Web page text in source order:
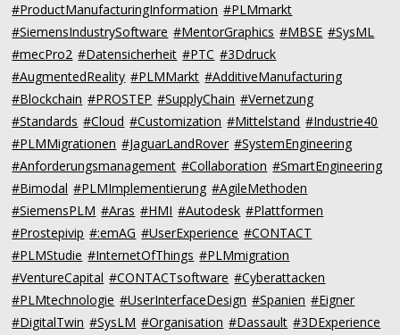
#ProductManufacturingInformation #PLMmarkt
#SiemensIndustrySoftware #MentorGraphics #MBSE #SysML
#mecPro2 #Datensicherheit #PTC #3Ddruck
#AugmentedReality #PLMMarkt #AdditiveManufacturing
#Blockchain #PROSTEP #SupplyChain #Vernetzung
#Standards #Cloud #Customization #Mittelstand #Industrie40
#PLMMigrationen #JaguarLandRover #SystemEngineering
#Anforderungsmanagement #Collaboration #SmartEngineering
#Bimodal #PLMImplementierung #AgileMethoden
#SiemensPLM #Aras #HMI #Autodesk #Plattformen
#Prostepivip #:emAG #UserExperience #CONTACT
#PLMStudie #InternetOfThings #PLMmigration
#VentureCapital #CONTACTsoftware #Cyberattacken
#PLMtechnologie #UserInterfaceDesign #Spanien #Eigner
#DigitalTwin #SysLM #Organisation #Dassault #3DExperience